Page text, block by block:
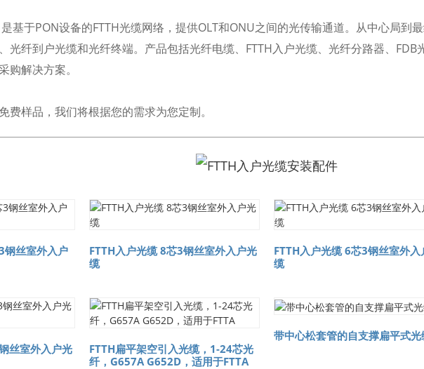
基于PON设备的FTTH光缆网络，提供OLT和ONU之间的光传输通道。从中心局到
光纤到户光缆和光纤终端。产品包括光纤电缆、FTTH入户光缆、光纤分路器、
购解决方案。
费样品，我们将根据您的需求为您定制。
钢丝室外入户
FTTH入户光缆 8芯3钢丝室外入户光
缆
FTTH入户光缆 6芯3钢丝室外入
缆
丝室外入户光
FTTH扁平架空引入光缆，1-24芯光
纤，G657A G652D，适用于FTTA
带中心松套管的自支撑扁平式光